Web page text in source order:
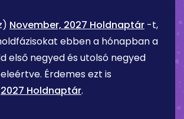
November, 2027 Holdnaptár -t,
ebben a hónapban a
első negyed és utolsó negyed
Érdemes ezt is
2027 Holdnaptár.